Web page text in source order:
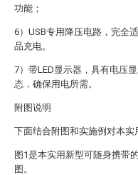
功能；
6）USB专用降压电路，完全
品充电。
7）带LED显示器，具有电压
态，确保用电所需。
附图说明
下面结合附图和实施例对本实
图1是本实用新型可随身携带
图。